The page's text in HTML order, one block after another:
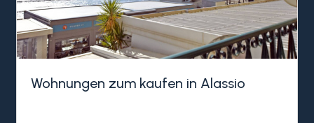
Wohnungen zum kaufen in Alassio